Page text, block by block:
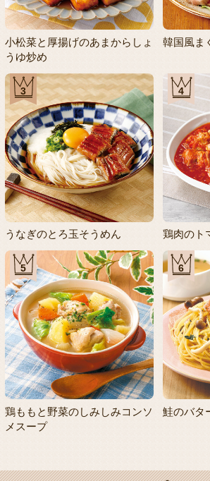
小松菜と厚揚げのあまからしょ
うゆ炒め
韓国風ま
3
うなぎのとろ玉そうめん
4
鶏肉のト
5
鶏ももと野菜のしみしみコンソ
メスープ
6
鮭のバタ